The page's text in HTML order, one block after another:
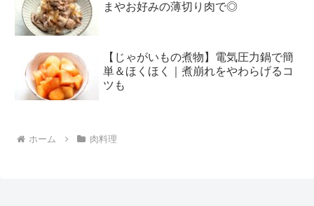
まやお好みの薄切り肉で◎
【じゃがいもの煮物】電気圧力鍋で簡
単＆ほくほく｜煮崩れをやわらげるコ
ツも
ホーム 肉料理